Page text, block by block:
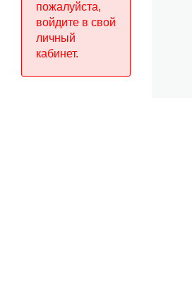
Контакты
Условия
пожалуйста,
войдите в свой
личный
кабинет.